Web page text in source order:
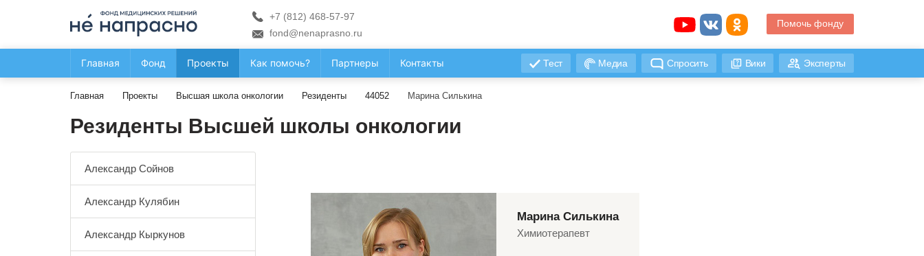
+7 (812) 468-57-97
fond@nenaprasno.ru
Помочь фонду
Главная Фонд Проекты Как помочь? Партнеры Контакты Тест Медиа Спросить Вики Эксперты
Главная Проекты Высшая школа онкологии Резиденты 44052 Марина Силькина
Резиденты Высшей школы онкологии
Александр Сойнов
Александр Кулябин
Александр Кыркунов
Марина Силькина
Химиотерапевт